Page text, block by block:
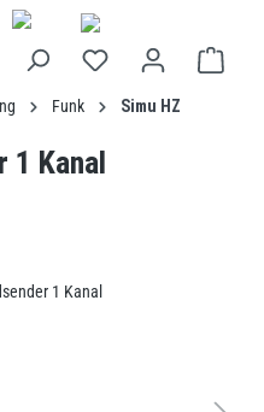
Funk Simu HZ
1 Kanal